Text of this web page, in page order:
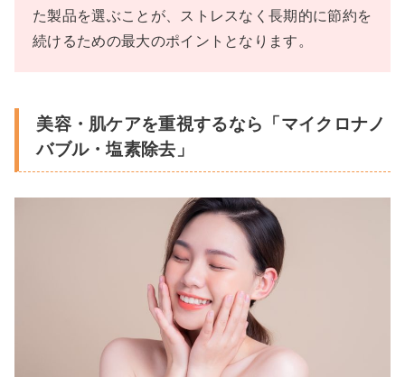
た製品を選ぶことが、ストレスなく長期的に節約を
続けるための最大のポイントとなります。
美容・肌ケアを重視するなら「マイクロナノ
バブル・塩素除去」